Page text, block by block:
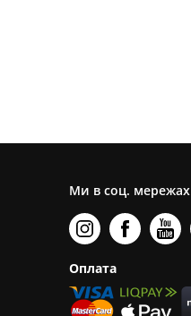
Ми в соц. мережах
Оплата